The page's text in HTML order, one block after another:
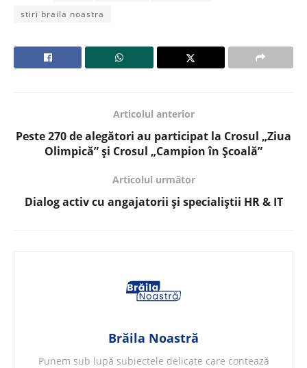
stiri braila noastra
Articolul anterior
Peste 270 de alegători au participat la Crosul „Ziua
Olimpică” și Crosul „Campion în Școală”
Articolul următor
Dialog activ cu angajatorii și specialiștii HR & IT
Brăila Noastră
Punem sub lupă subiectele delicate care contează